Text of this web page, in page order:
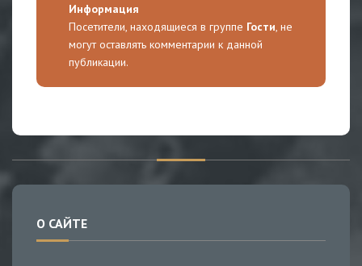
Информация
Посетители, находящиеся в группе Гости, не
могут оставлять комментарии к данной
публикации.
О САЙТЕ